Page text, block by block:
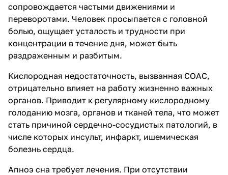
сопровождается частыми движениями и
переворотами. Человек просыпается с головной
болью, ощущает усталость и трудности при
концентрации в течение дня, может быть
раздраженным и разбитым.
Кислородная недостаточность, вызванная СОАС,
отрицательно влияет на работу жизненно важных
органов. Приводит к регулярному кислородному
голоданию мозга, органов и тканей тела, что может
стать причиной сердечно-сосудистых патологий, в
числе которых инсульт, инфаркт, ишемическая
болезнь сердца.
Апноэ сна требует лечения. При отсутствии